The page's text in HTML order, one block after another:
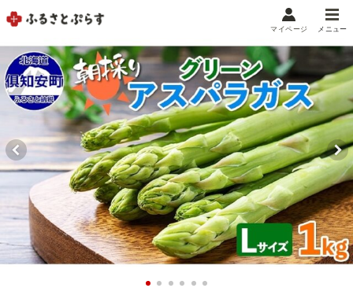
メニュー
マイメニュー
マイページ
お気に入り 閲覧履歴
メニュー
お礼の品から探す
お礼の品をカテゴリや金額で絞り込み
自治体から探す
マイページ